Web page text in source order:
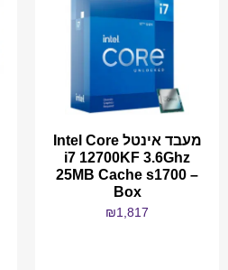
מעבד אינטל Intel Core
i7 12700KF 3.6Ghz
25MB Cache s1700 –
Box
₪1,817